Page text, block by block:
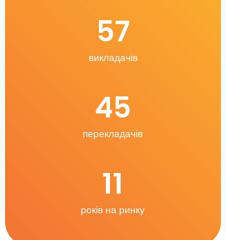
викладачів
57
перекладачів
45
років на ринку
11